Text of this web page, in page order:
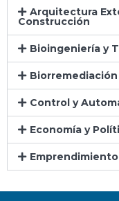
Arquitectura
Construcción
Bioingeniería y
Control y
Economía y